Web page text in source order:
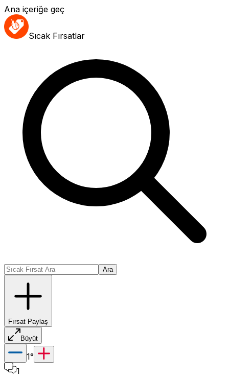
Ana içeriğe geç
Sıcak Fırsatlar
Ara
Fırsat Paylaş
Büyüt
1°
1